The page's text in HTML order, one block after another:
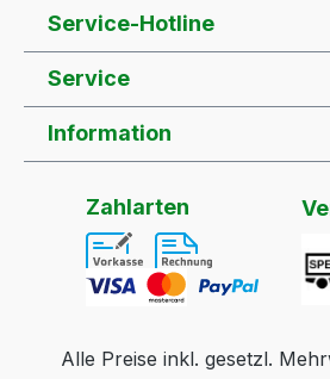
Service-Hotline
Service
Information
Zahlarten
Alle Preise inkl. gesetzl.